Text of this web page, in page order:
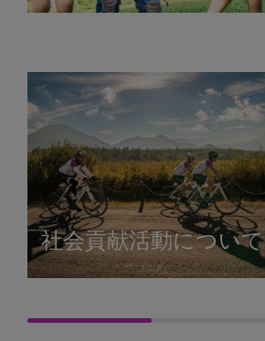
社会貢献活動について